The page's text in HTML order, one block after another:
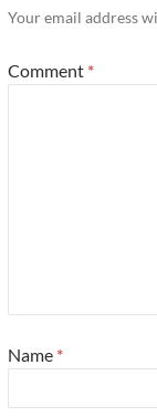
Your email address
Comment *
Name *